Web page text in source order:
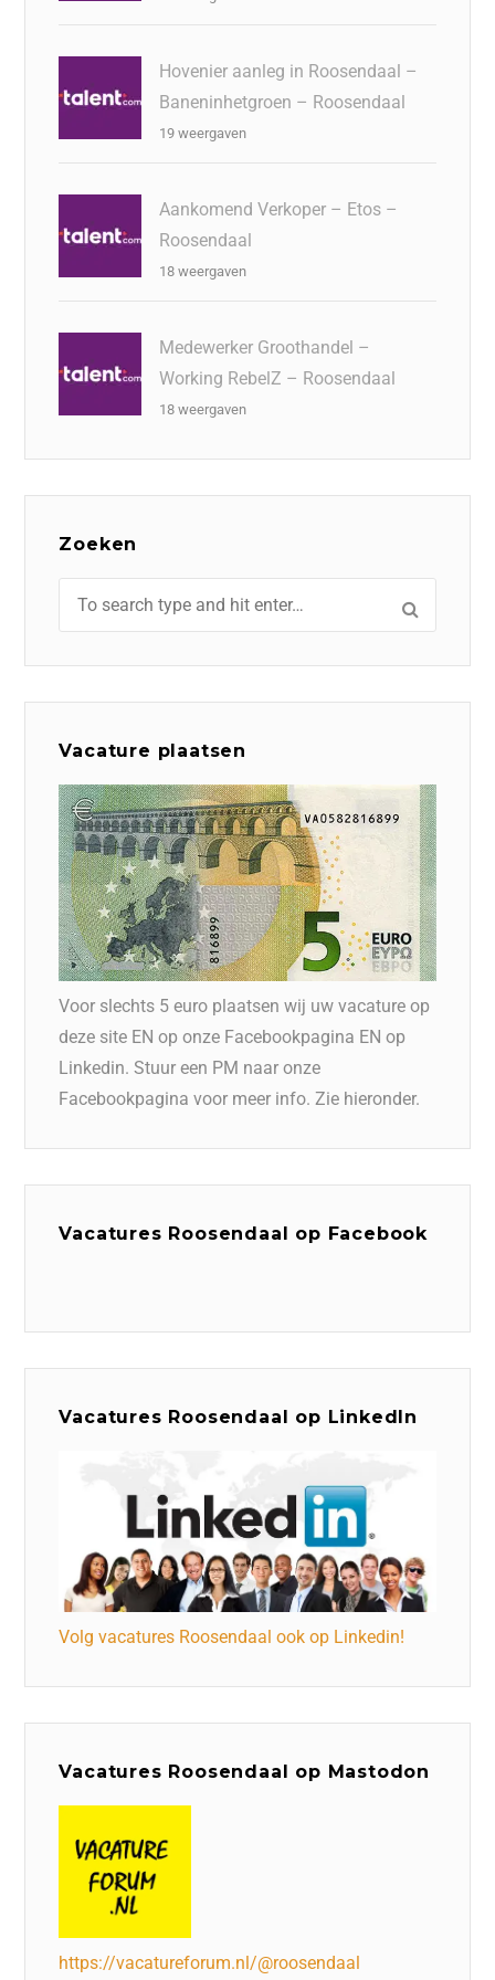
Hovenier aanleg in Roosendaal –
Baneninhetgroen – Roosendaal
19 weergaven
Aankomend Verkoper – Etos –
Roosendaal
18 weergaven
Medewerker Groothandel –
Working RebelZ – Roosendaal
18 weergaven
Zoeken
Vacature plaatsen
Voor slechts 5 euro plaatsen wij uw vacature op
deze site EN op onze Facebookpagina EN op
Linkedin. Stuur een PM naar onze
Facebookpagina voor meer info. Zie hieronder.
Vacatures Roosendaal op Facebook
Vacatures Roosendaal op LinkedIn
Volg vacatures Roosendaal ook op Linkedin!
Vacatures Roosendaal op Mastodon
https://vacatureforum.nl/@roosendaal